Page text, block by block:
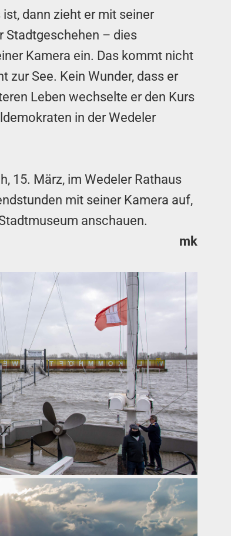
dann zieht er mit seiner
Stadtgeschehen – dies
Kamera ein. Das kommt nicht
zur See. Kein Wunder, dass er
Leben wechselte er den Kurs
in der Wedeler
15. März, im Wedeler Rathaus
mit seiner Kamera auf,
anschauen.
mk